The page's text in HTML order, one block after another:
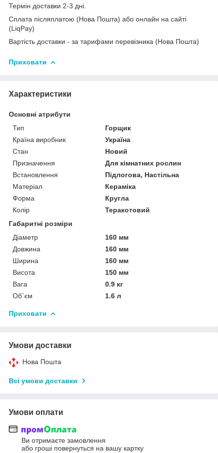
Термін доставки 2-3 дні.
Сплата післяплатою (Нова Пошта) або онлайн на сайті
(LiqPay)
Вартість доставки - за тарифами перевізника (Нова Пошта)
Приховати
Характеристики
Основні атрибути
Тип
Горщик
Країна виробник
Україна
Стан
Новий
Призначення
Для кімнатних рослин
Встановлення
Підлогова, Настільна
Матеріал
Кераміка
Форма
Кругла
Колір
Теракотовий
Габаритні розміри
Діаметр
160 мм
Довжина
160 мм
Ширина
160 мм
Висота
150 мм
Вага
0.9 кг
Об`єм
1.6 л
Приховати
Умови доставки
Нова Пошта
Всі умови доставки
Умови оплати
Ви отримаєте замовлення
або гроші повернуться на вашу картку